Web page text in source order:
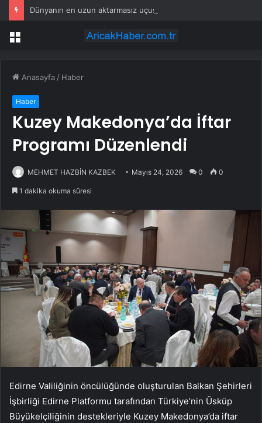
Menü
Anasayfa / Haber
Haber
Kuzey Makedonya’da İftar
Programı Düzenlendi
MEHMET HAZBİN KAZBEK Mayıs 24, 2026 0 0
1 dakika okuma süresi
Edirne Valiliğinin öncülüğünde oluşturulan Balkan Şehirleri
İşbirliği Edirne Platformu tarafından Türkiye’nin Üsküp
Büyükelçiliğinin destekleriyle Kuzey Makedonya’da iftar